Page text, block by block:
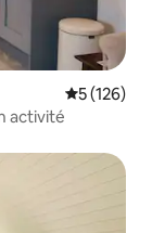
Évaluation
5 (126)
activité